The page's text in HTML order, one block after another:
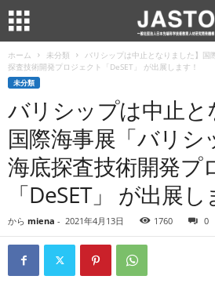
ホーム 未分類
バリシップは中止となりました】
探査技術開発プロジェクト「DeSET」 が出展します！
未分類
バリシップは中止と
国際海事展「バリシ
海底探査技術開発プ
「DeSET」 が出展し
から miena - 2021年4月13日 1760 0